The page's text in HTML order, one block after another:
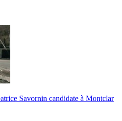
Savornin candidate à Montclar